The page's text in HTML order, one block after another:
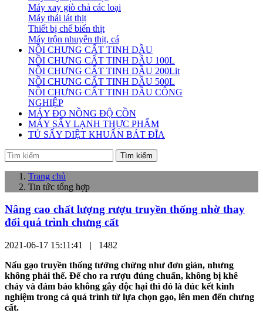
Máy xay giò chả các loại
Máy thái lát thịt
Thiết bị chế biến thịt
Máy trộn nhuyễn thịt, cá
NỒI CHƯNG CẤT TINH DẦU
NỒI CHƯNG CẤT TINH DẦU 100L
NỒI CHƯNG CẤT TINH DẦU 200Lit
NỒI CHƯNG CẤT TINH DẦU 500L
NỒI CHƯNG CẤT TINH DẦU CÔNG
NGHIỆP
MÁY ĐO NỒNG ĐỘ CỒN
MÁY SẤY LẠNH THỰC PHẨM
TỦ SẤY DIỆT KHUẨN BÁT ĐĨA
Tìm kiếm
Trang chủ
Tin tức tổng hợp
Nâng cao chất lượng rượu truyền thống nhờ thay
đổi quá trình chưng cất
2021-06-17 15:11:41 | 1482
Nấu gạo truyền thống tưởng chừng như đơn giản, nhưng
không phải thế. Để cho ra rượu đúng chuẩn, không bị khê
cháy và đảm bảo không gây độc hại thì đó là đúc kết kinh
nghiệm trong cả quá trình từ lựa chọn gạo, lên men đến chưng
cất.